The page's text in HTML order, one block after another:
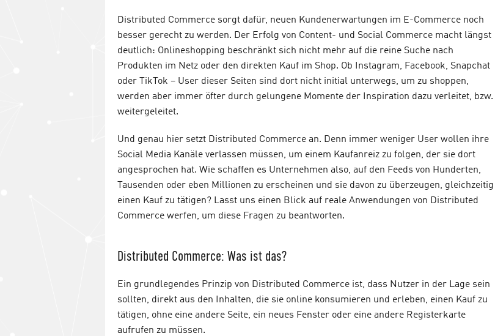
Distributed Commerce sorgt dafür, neuen Kundenerwartungen im E-Commerce noch
besser gerecht zu werden. Der Erfolg von Content- und Social Commerce macht längst
deutlich: Onlineshopping beschränkt sich nicht mehr auf die reine Suche nach
Produkten im Netz oder den direkten Kauf im Shop. Ob Instagram, Facebook, Snapchat
oder TikTok – User dieser Seiten sind dort nicht initial unterwegs, um zu shoppen,
werden aber immer öfter durch gelungene Momente der Inspiration dazu verleitet, bzw.
weitergeleitet.
Und genau hier setzt Distributed Commerce an. Denn immer weniger User wollen ihre
Social Media Kanäle verlassen müssen, um einem Kaufanreiz zu folgen, der sie dort
angesprochen hat. Wie schaffen es Unternehmen also, auf den Feeds von Hunderten,
Tausenden oder eben Millionen zu erscheinen und sie davon zu überzeugen, gleichzeitig
einen Kauf zu tätigen? Lasst uns einen Blick auf reale Anwendungen von Distributed
Commerce werfen, um diese Fragen zu beantworten.
Distributed Commerce: Was ist das?
Ein grundlegendes Prinzip von Distributed Commerce ist, dass Nutzer in der Lage sein
sollten, direkt aus den Inhalten, die sie online konsumieren und erleben, einen Kauf zu
tätigen, ohne eine andere Seite, ein neues Fenster oder eine andere Registerkarte
aufrufen zu müssen.